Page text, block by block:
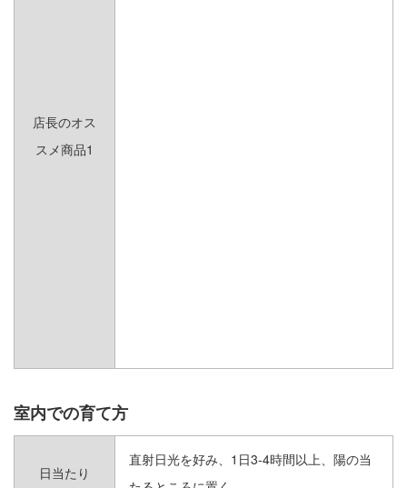
店長のオス
スメ商品1
室内での育て方
日当たり
直射日光を好み、1日3-4時間以上、陽の当
西海岸風カリフォルニア
スタイル
ガーデニング向き